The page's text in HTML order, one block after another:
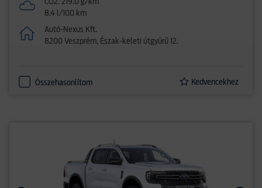
CO2: 219.0 g/km
8.4 l/100 km
Autó-Nexus Kft.
8200 Veszprém, Észak-keleti útgyűrű 12.
Összehasonlítom Kedvencekhez